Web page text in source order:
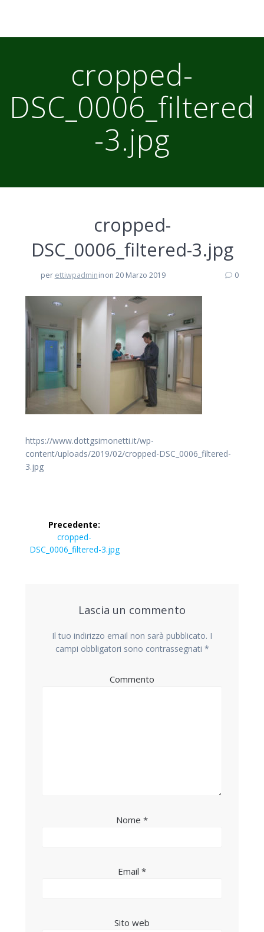
cropped-
DSC_0006_filtered
-3.jpg
cropped-
DSC_0006_filtered-3.jpg
per ettiwpadmininon 20 Marzo 2019 0
https://www.dottgsimonetti.it/wp-
content/uploads/2019/02/cropped-DSC_0006_filtered-
3.jpg
Navigazione
articoli
Precedente:
Articolo
precedente:
cropped-
DSC_0006_filtered-3.jpg
Lascia un commento
Il tuo indirizzo email non sarà pubblicato. I
campi obbligatori sono contrassegnati *
Commento
Nome *
Email *
Sito web